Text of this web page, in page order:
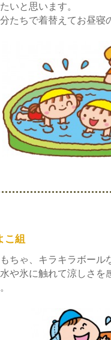
いと思います。
たちで着替えてお昼寝
組
ちゃ、キラキラボール
や氷に触れて涼しさを